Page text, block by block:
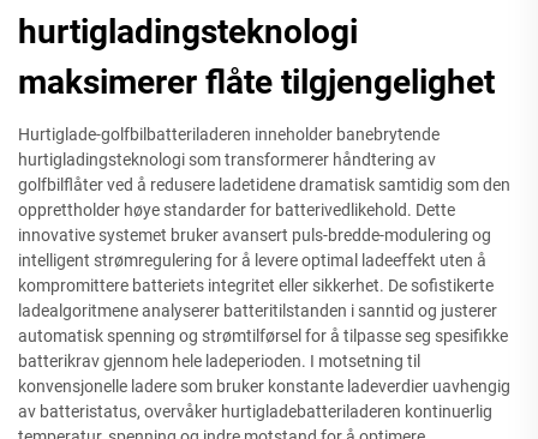
hurtigladingsteknologi
maksimerer flåte tilgjengelighet
Hurtiglade-golfbilbatteriladeren inneholder banebrytende
hurtigladingsteknologi som transformerer håndtering av
golfbilflåter ved å redusere ladetidene dramatisk samtidig som den
opprettholder høye standarder for batterivedlikehold. Dette
innovative systemet bruker avansert puls-bredde-modulering og
intelligent strømregulering for å levere optimal ladeeffekt uten å
kompromittere batteriets integritet eller sikkerhet. De sofistikerte
ladealgoritmene analyserer batteritilstanden i sanntid og justerer
automatisk spenning og strømtilførsel for å tilpasse seg spesifikke
batterikrav gjennom hele ladeperioden. I motsetning til
konvensjonelle ladere som bruker konstante ladeverdier uavhengig
av batteristatus, overvåker hurtigladebatteriladeren kontinuerlig